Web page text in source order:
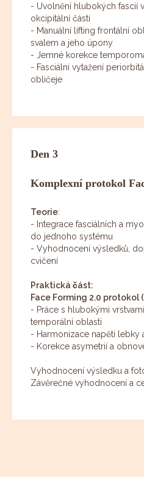
- Uvolnění hlubokých fascií
okcipitální části
- Manuální lifting frontální
svalem a jeho úpony
- Jemné korekce
- Fasciální vytažení
obličeje
Den 3
Komplexní protokol
Teorie:
- Integrace fasciálních a
do jednoho systému
- Vyhodnocení výsledků,
cvičení
Praktická část:
Face Forming 2.0 protokol
- Práce s hlubokými
temporální oblasti
- Harmonizace napětí lebky
- Korekce asymetrií a
Vyhodnocení výsledku a
Závěrečné vyhodnocení a